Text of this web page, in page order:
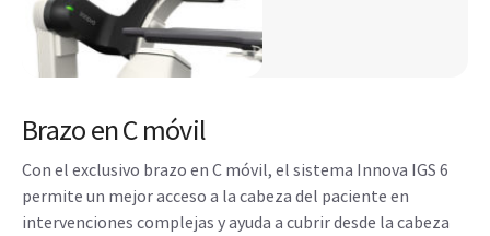
Brazo en C móvil
Con el exclusivo brazo en C móvil, el sistema Innova IGS 6
permite un mejor acceso a la cabeza del paciente en
intervenciones complejas y ayuda a cubrir desde la cabeza